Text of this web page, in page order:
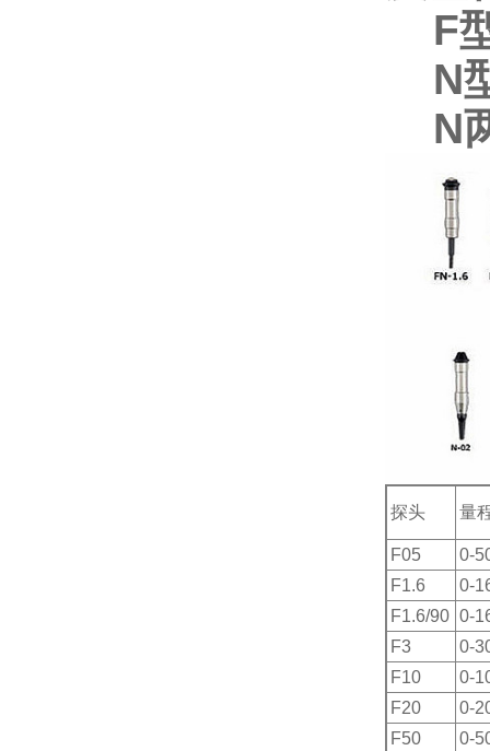
F
N
N
探头 量
F05
0-
F1.6
0-
F1.6/90 0-
F3
0-
F10
0-
F20
0-
F50
0-